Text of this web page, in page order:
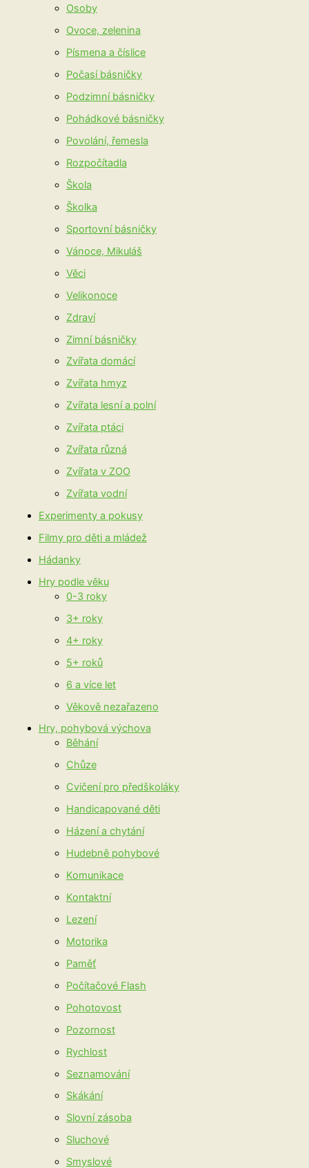
Osoby
Ovoce, zelenina
Písmena a číslice
Počasí básničky
Podzimní básničky
Pohádkové básničky
Povolání, řemesla
Rozpočítadla
Škola
Školka
Sportovní básničky
Vánoce, Mikuláš
Věci
Velikonoce
Zdraví
Zimní básničky
Zvířata domácí
Zvířata hmyz
Zvířata lesní a polní
Zvířata ptáci
Zvířata různá
Zvířata v ZOO
Zvířata vodní
Experimenty a pokusy
Filmy pro děti a mládež
Hádanky
Hry podle věku
0-3 roky
3+ roky
4+ roky
5+ roků
6 a více let
Věkově nezařazeno
Hry, pohybová výchova
Běhání
Chůze
Cvičení pro předškoláky
Handicapované děti
Házení a chytání
Hudebně pohybové
Komunikace
Kontaktní
Lezení
Motorika
Paměť
Počítačové Flash
Pohotovost
Pozornost
Rychlost
Seznamování
Skákání
Slovní zásoba
Sluchové
Smyslové